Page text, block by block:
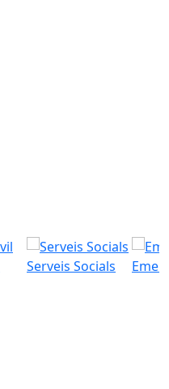
Serveis Socials